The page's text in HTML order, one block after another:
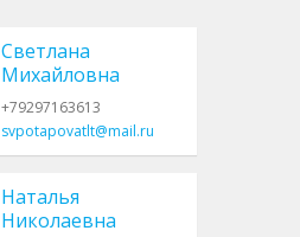
Светлана
Михайловна
+79297163613
svpotapovatlt@mail.ru
Наталья
Николаевна